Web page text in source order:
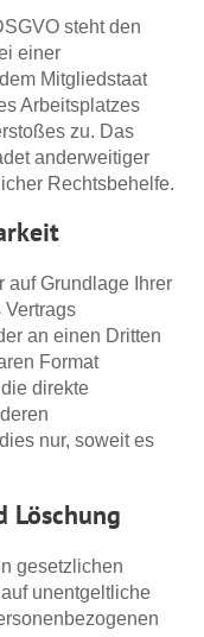
steht den
einer
Mitgliedstaat
Arbeitsplatzes
zu. Das
anderweitiger
Rechtsbehelfe.
auf Grundlage Ihrer
an einen Dritten
Format
direkte
nur, soweit es
Löschung
gesetzlichen
unentgeltliche